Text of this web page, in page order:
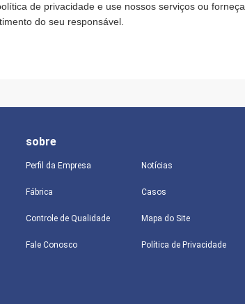
de privacidade e use nossos serviços ou forneça
do seu responsável.
sobre
Perfil da Empresa
Fábrica
Controle de Qualidade
Fale Conosco
Notícias
Casos
Mapa do Site
Política de Privacidade